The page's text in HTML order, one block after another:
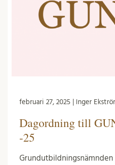
februari 27, 2025 | Inger
Dagordning till
-25
Grundutbildningsnämnden